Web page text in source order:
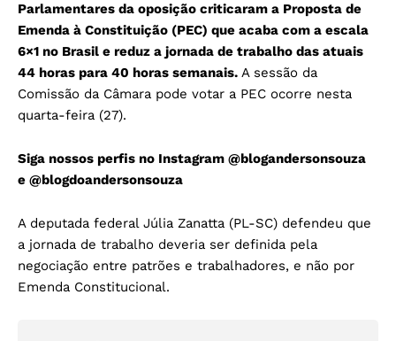
Parlamentares da oposição criticaram a Proposta de
Emenda à Constituição (PEC) que acaba com a escala
6×1 no Brasil e reduz a jornada de trabalho das atuais
44 horas para 40 horas semanais. A sessão da
Comissão da Câmara pode votar a PEC ocorre nesta
quarta-feira (27).
Siga nossos perfis no Instagram @blogandersonsouza
e @blogdoandersonsouza
A deputada federal Júlia Zanatta (PL-SC) defendeu que
a jornada de trabalho deveria ser definida pela
negociação entre patrões e trabalhadores, e não por
Emenda Constitucional.